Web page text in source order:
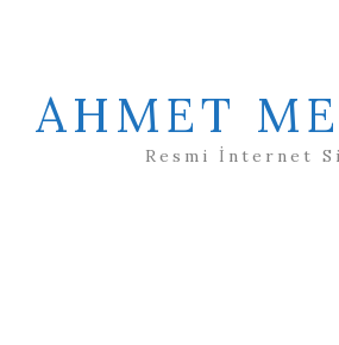
AHMET
Resmi İnternet